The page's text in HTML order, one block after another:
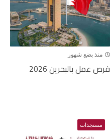
منذ بضع شهور
فرص عمل بالبحرين 2026
مستجدات